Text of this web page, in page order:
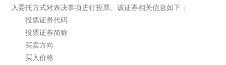
入委托方式对表决事项进行投票。该证券相关信息如下：
投票证券代码
投票证券简称
买卖方向
买入价格